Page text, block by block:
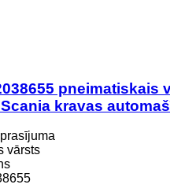
pneimatiskais
kravas
vārsts